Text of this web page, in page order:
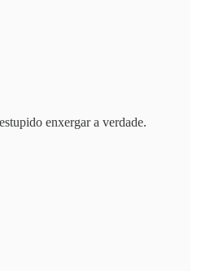
enxergar a verdade.